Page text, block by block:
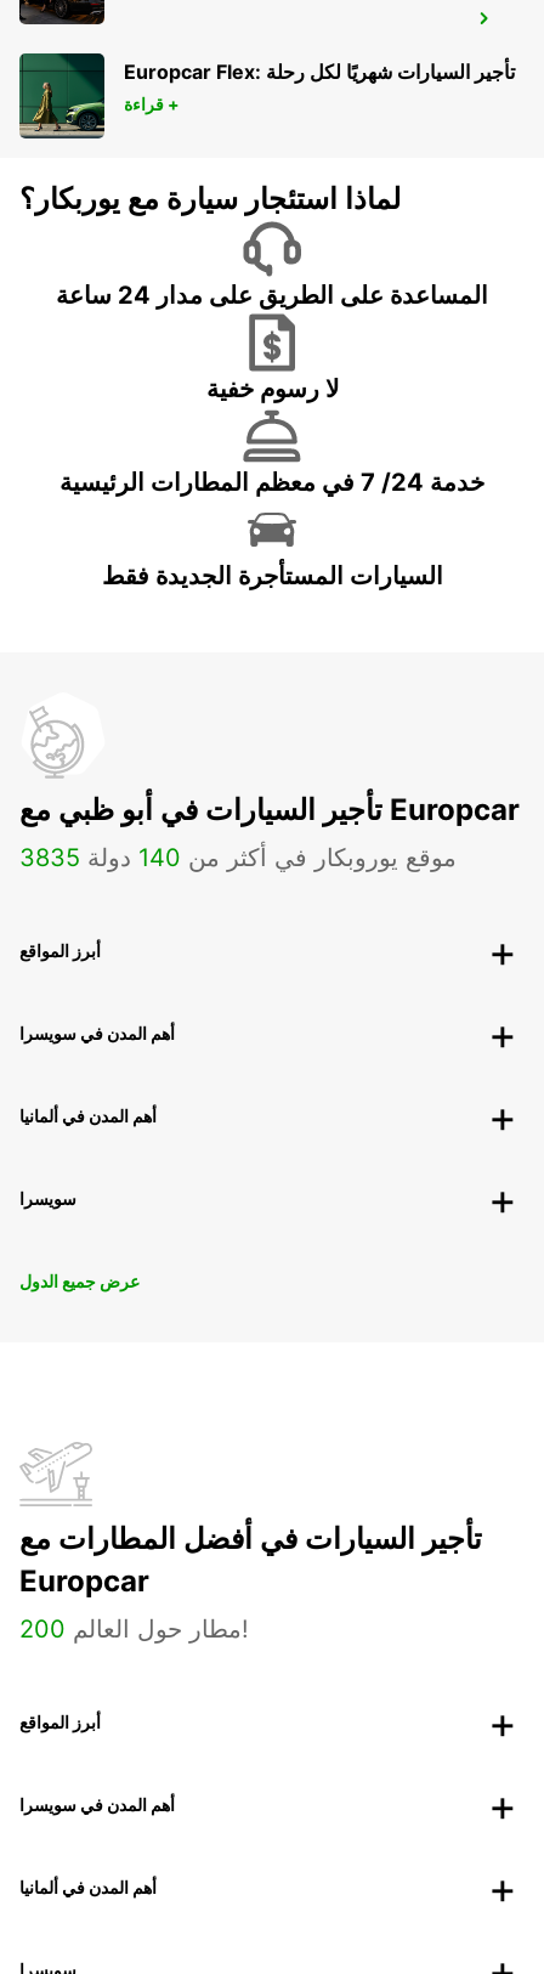
LONDON VICTORIA MAIN STATION
LONDON - UNITED KINGDOM
Europcar Flex: تأجير السيارات شهريًا لكل رحلة
قراءة +
لماذا استئجار سيارة مع يوربكار؟
المساعدة على الطريق على مدار 24 ساعة
لا رسوم خفية
خدمة 24/ 7 في معظم المطارات الرئيسية
السيارات المستأجرة الجديدة فقط
تأجير السيارات في أبو ظبي مع Europcar
3835 موقع يوروبكار في أكثر من 140 دولة
أبرز المواقع
أهم المدن في سويسرا
أهم المدن في ألمانيا
سويسرا
عرض جميع الدول
تأجير السيارات في أفضل المطارات مع
Europcar
200 مطار حول العالم!
أبرز المواقع
أهم المدن في سويسرا
أهم المدن في ألمانيا